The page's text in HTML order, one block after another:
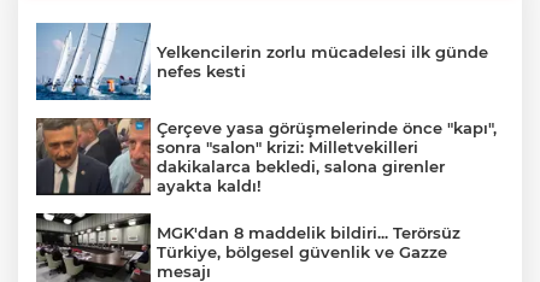
Yelkencilerin zorlu mücadelesi ilk günde
nefes kesti
Çerçeve yasa görüşmelerinde önce "kapı",
sonra "salon" krizi: Milletvekilleri
dakikalarca bekledi, salona girenler
ayakta kaldı!
MGK'dan 8 maddelik bildiri... Terörsüz
Türkiye, bölgesel güvenlik ve Gazze
mesajı